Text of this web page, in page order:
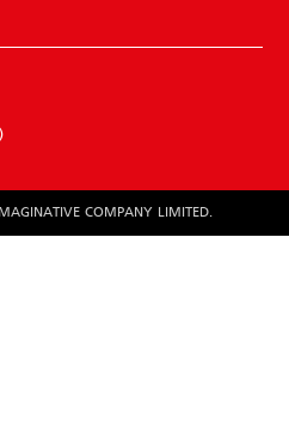
COMPANY LIMITED.